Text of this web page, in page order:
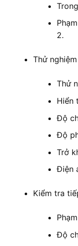
2.
Thử
Thử
Hiển
Độ
Độ
Trở
Điện
Kiểm tra
Độ